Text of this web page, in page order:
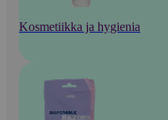
Kosmetiikka ja hygienia